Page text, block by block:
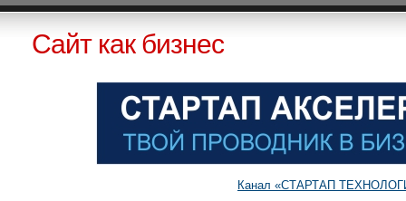
Сайт как бизнес
Канал «СТАРТАП